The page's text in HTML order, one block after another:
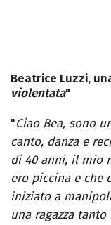
Beatrice Luzzi,
violentata"
"Ciao Bea, sono
canto, danza e
di 40 anni, il mio
ero piccina e che
iniziato a
una ragazza